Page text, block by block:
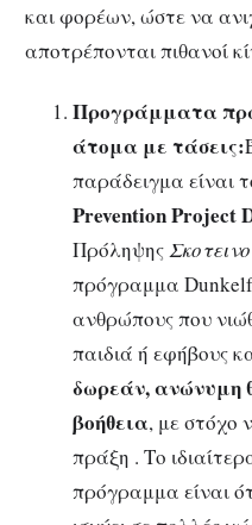
και φορέων, ώστε να
αποτρέπονται πιθανοί
Προγράμματα
άτομα με τάσεις:
παράδειγμα είναι
Prevention Project
Πρόληψης
πρόγραμμα
ανθρώπους που
παιδιά ή εφήβους
δωρεάν, ανώνυμη
βοήθεια, με στόχο
πράξη . Το
πρόγραμμα είναι